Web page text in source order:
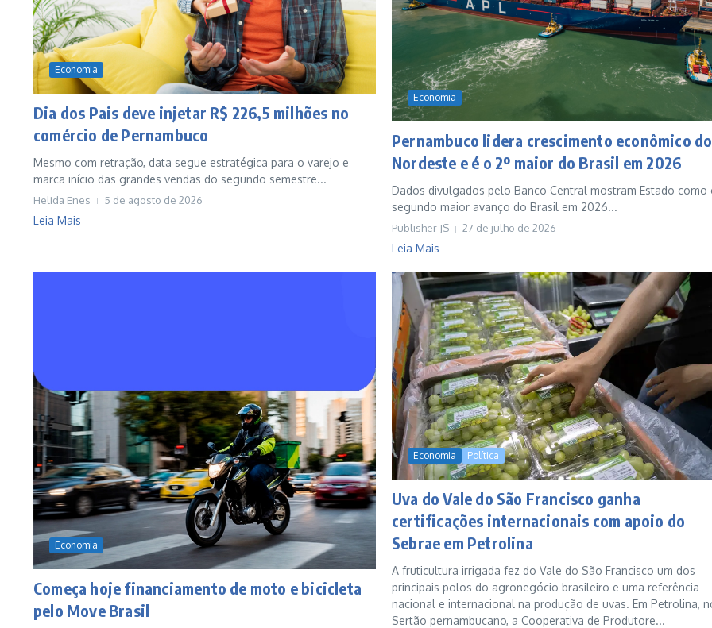
Economia
Dia dos Pais deve injetar R$ 226,5 milhões no
comércio de Pernambuco
Mesmo com retração, data segue estratégica para o varejo e
marca início das grandes vendas do segundo semestre...
Helida Enes 5 de agosto de 2026
Leia Mais
Economia
Pernambuco lidera crescimento econômico do
Nordeste e é o 2º maior do Brasil em 2026
Dados divulgados pelo Banco Central mostram Estado como
segundo maior avanço do Brasil em 2026...
Publisher JS 27 de julho de 2026
Leia Mais
Economia
Começa hoje financiamento de moto e bicicleta
pelo Move Brasil
Economia Política
Uva do Vale do São Francisco ganha
certificações internacionais com apoio do
Sebrae em Petrolina
A fruticultura irrigada fez do Vale do São Francisco um dos
principais polos do agronegócio brasileiro e uma referência
nacional e internacional na produção de uvas. Em Petrolina,
Sertão pernambucano, a Cooperativa de Produtore...